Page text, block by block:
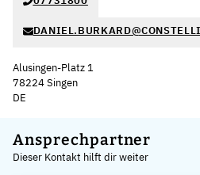
Alusingen-Platz 1
78224 Singen
DE
+
−
Ansprechpartner
Dieser Kontakt hilft dir weiter